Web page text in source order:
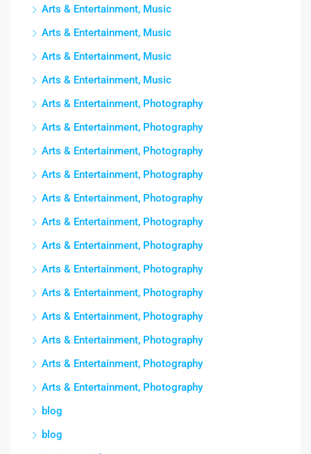
Arts & Entertainment, Music
Arts & Entertainment, Music
Arts & Entertainment, Music
Arts & Entertainment, Music
Arts & Entertainment, Photography
Arts & Entertainment, Photography
Arts & Entertainment, Photography
Arts & Entertainment, Photography
Arts & Entertainment, Photography
Arts & Entertainment, Photography
Arts & Entertainment, Photography
Arts & Entertainment, Photography
Arts & Entertainment, Photography
Arts & Entertainment, Photography
Arts & Entertainment, Photography
Arts & Entertainment, Photography
Arts & Entertainment, Photography
blog
blog